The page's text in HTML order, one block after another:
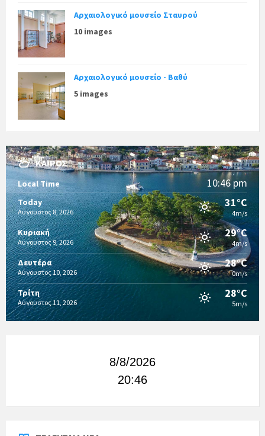
Αρχαιολογικό μουσείο Σταυρού
10 images
Αρχαιολογικό μουσείο - Βαθύ
5 images
ΚΑΙΡΌΣ
Local Time 10:46 pm
Today
Αύγουστος 8, 2026
31°C
4m/s
Κυριακή
Αύγουστος 9, 2026
29°C
4m/s
Δευτέρα
Αύγουστος 10, 2026
28°C
0m/s
Τρίτη
Αύγουστος 11, 2026
28°C
5m/s
8/8/2026
20:46